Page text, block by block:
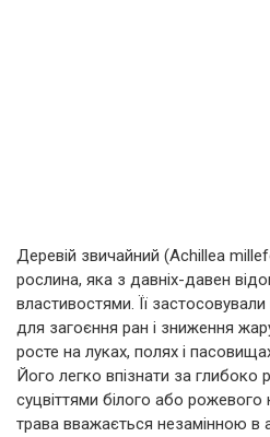
Деревій звичайний (Achillea
рослина, яка з давніх-давен
властивостями. Її
для загоєння ран і зниження
росте на луках, полях і
Його легко впізнати за глибоко
суцвіттями білого або рожевого
трава вважається незамінною в